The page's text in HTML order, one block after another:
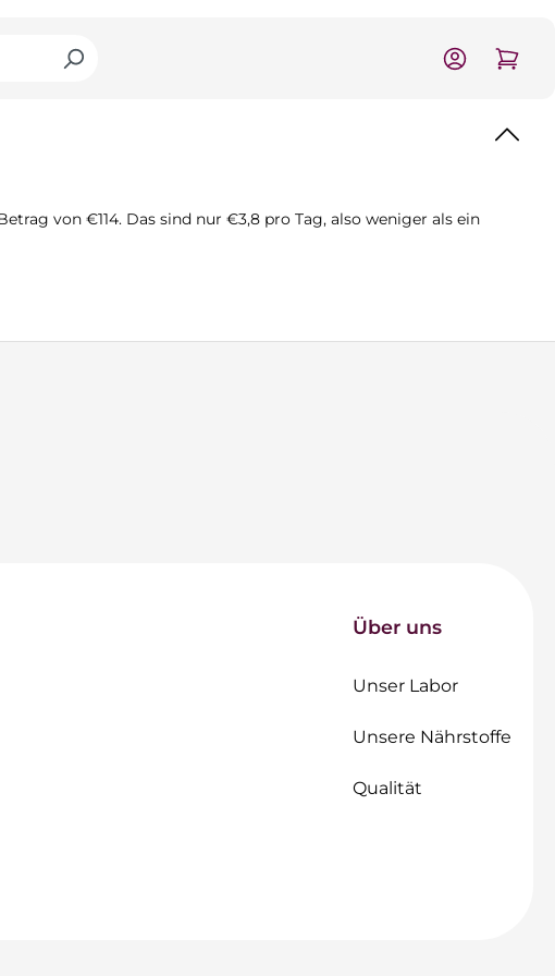
von €114. Das sind nur €3,8 pro Tag, also weniger als ein
Über uns
Unser Labor
Unsere Nährstoffe
Qualität